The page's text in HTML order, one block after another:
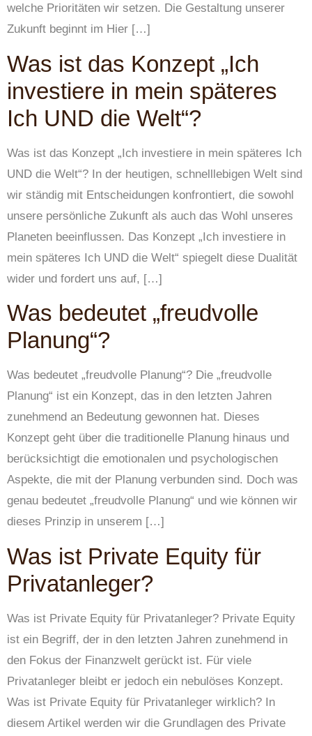
welche Prioritäten wir setzen. Die Gestaltung unserer
Zukunft beginnt im Hier […]
Was ist das Konzept „Ich
investiere in mein späteres
Ich UND die Welt“?
Was ist das Konzept „Ich investiere in mein späteres Ich
UND die Welt“? In der heutigen, schnelllebigen Welt sind
wir ständig mit Entscheidungen konfrontiert, die sowohl
unsere persönliche Zukunft als auch das Wohl unseres
Planeten beeinflussen. Das Konzept „Ich investiere in
mein späteres Ich UND die Welt“ spiegelt diese Dualität
wider und fordert uns auf, […]
Was bedeutet „freudvolle
Planung“?
Was bedeutet „freudvolle Planung“? Die „freudvolle
Planung“ ist ein Konzept, das in den letzten Jahren
zunehmend an Bedeutung gewonnen hat. Dieses
Konzept geht über die traditionelle Planung hinaus und
berücksichtigt die emotionalen und psychologischen
Aspekte, die mit der Planung verbunden sind. Doch was
genau bedeutet „freudvolle Planung“ und wie können wir
dieses Prinzip in unserem […]
Was ist Private Equity für
Privatanleger?
Was ist Private Equity für Privatanleger? Private Equity
ist ein Begriff, der in den letzten Jahren zunehmend in
den Fokus der Finanzwelt gerückt ist. Für viele
Privatanleger bleibt er jedoch ein nebulöses Konzept.
Was ist Private Equity für Privatanleger wirklich? In
diesem Artikel werden wir die Grundlagen des Private